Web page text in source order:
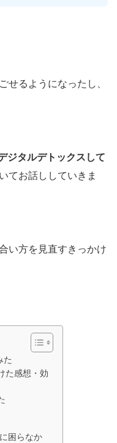
せるようになったし、
ジタルデトックスして
てお話ししていきま
い方を見直すきっかけ
た
た感想・効
困らなか